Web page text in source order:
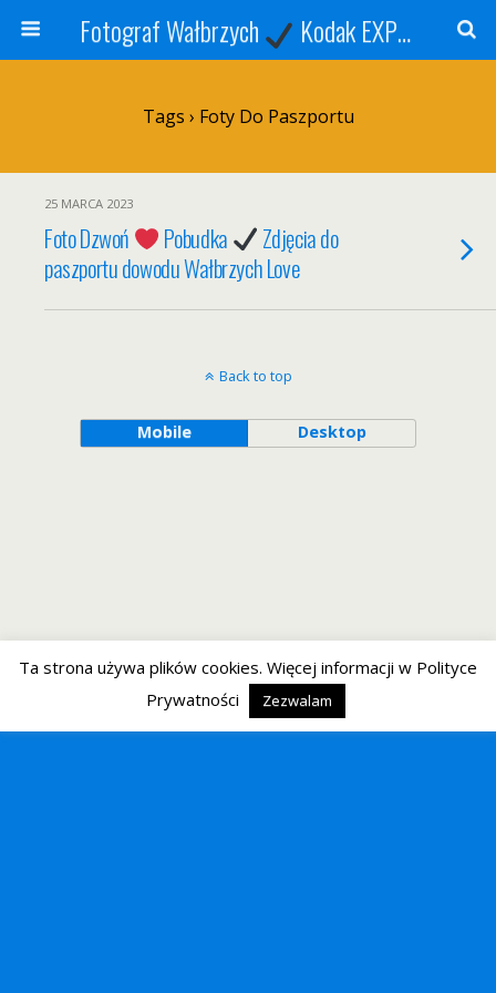
Fotograf Wałbrzych Kodak EXPRESS
Tags › Foty Do Paszportu
25 MARCA 2023
Foto Dzwoń Pobudka
Zdjęcia do
paszportu dowodu Wałbrzych Love
Back to top
Mobile Desktop
Ta strona używa plików cookies. Więcej informacji w Polityce
Prywatności
Zezwalam